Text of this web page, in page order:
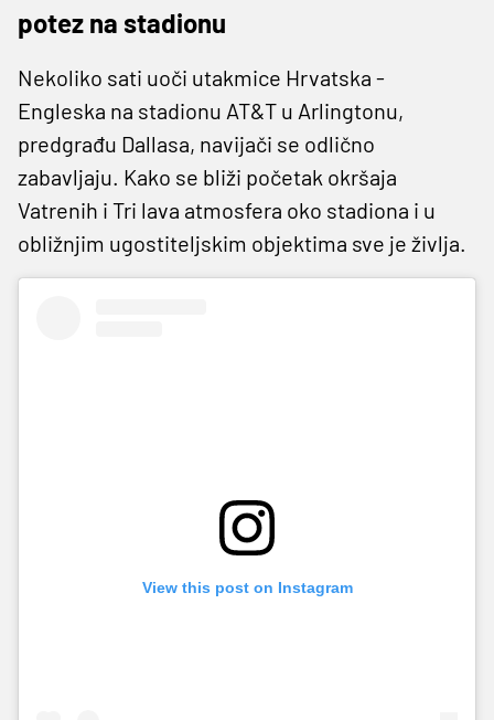
potez na stadionu
Nekoliko sati uoči utakmice Hrvatska -
Engleska na stadionu AT&T u Arlingtonu,
predgrađu Dallasa, navijači se odlično
zabavljaju. Kako se bliži početak okršaja
Vatrenih i Tri lava atmosfera oko stadiona i u
obližnjim ugostiteljskim objektima sve je življa.
View this post on Instagram